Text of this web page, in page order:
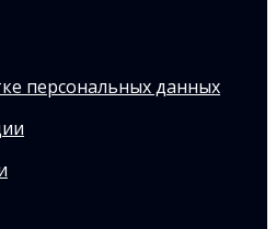
персональных данных